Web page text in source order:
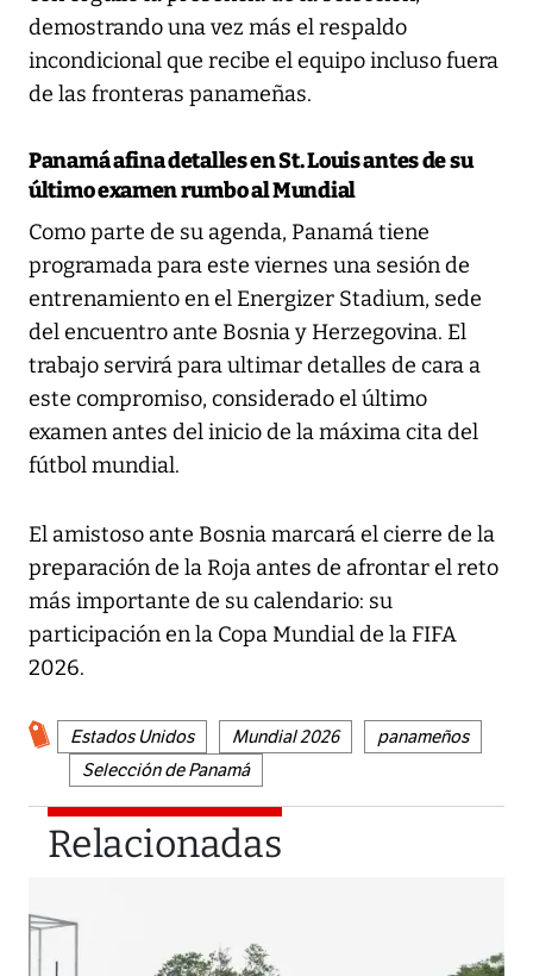
demostrando una vez más el respaldo
incondicional que recibe el equipo incluso fuera
de las fronteras panameñas.
Panamá afina detalles en St. Louis antes de su
último examen rumbo al Mundial
Como parte de su agenda, Panamá tiene
programada para este viernes una sesión de
entrenamiento en el Energizer Stadium, sede
del encuentro ante Bosnia y Herzegovina. El
trabajo servirá para ultimar detalles de cara a
este compromiso, considerado el último
examen antes del inicio de la máxima cita del
fútbol mundial.
El amistoso ante Bosnia marcará el cierre de la
preparación de la Roja antes de afrontar el reto
más importante de su calendario: su
participación en la Copa Mundial de la FIFA
2026.
Estados Unidos Mundial 2026
panameños
Selección de Panamá
Relacionadas